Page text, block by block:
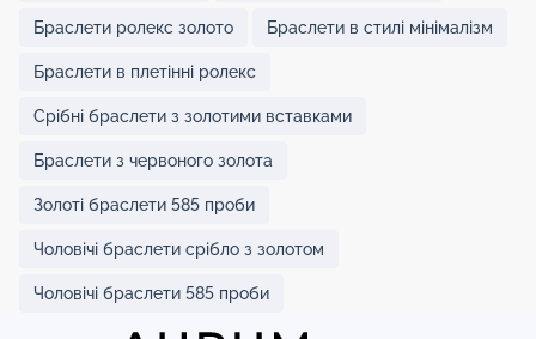
Браслети ролекс золото Браслети в стилі мінімалізм
Браслети в плетінні ролекс
Срібні браслети з золотими вставками
Браслети з червоного золота
Золоті браслети 585 проби
Чоловічі браслети срібло з золотом
Чоловічі браслети 585 проби